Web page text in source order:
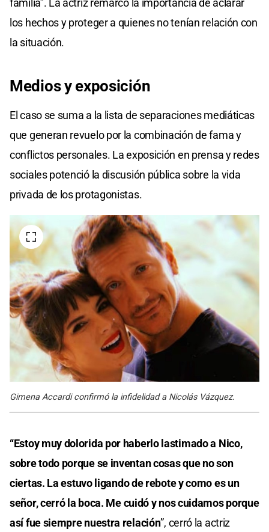
familia”. La actriz remarcó la importancia de aclarar
los hechos y proteger a quienes no tenían relación con
la situación.
Medios y exposición
El caso se suma a la lista de separaciones mediáticas
que generan revuelo por la combinación de fama y
conflictos personales. La exposición en prensa y redes
sociales potenció la discusión pública sobre la vida
privada de los protagonistas.
Gimena Accardi confirmó la infidelidad a Nicolás Vázquez.
“Estoy muy dolorida por haberlo lastimado a Nico,
sobre todo porque se inventan cosas que no son
ciertas. La estuvo ligando de rebote y como es un
señor, cerró la boca. Me cuidó y nos cuidamos porque
así fue siempre nuestra relación”, cerró la actriz